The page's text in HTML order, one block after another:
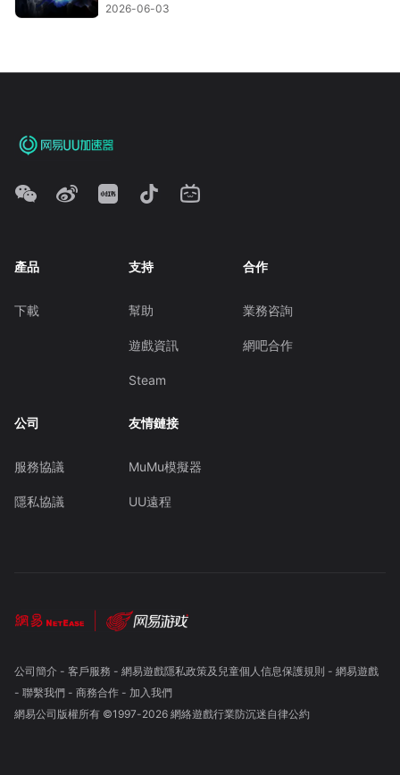
2026-06-03
產品
下載
支持
幫助
遊戲資訊
Steam
合作
業務咨詢
網吧合作
公司
服務協議
隱私協議
友情鏈接
MuMu模擬器
UU遠程
公司簡介- 客戶服務 - 網易遊戲隱私政策及兒童個人信息保護規則 - 網易遊戲
- 聯繫我們- 商務合作- 加入我們
網易公司版權所有 ©1997-2026 網絡遊戲行業防沉迷自律公約